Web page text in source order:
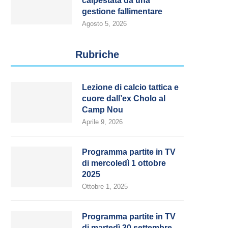
gestione fallimentare
Agosto 5, 2026
Rubriche
Lezione di calcio tattica e
cuore dall’ex Cholo al
Camp Nou
Aprile 9, 2026
Programma partite in TV
di mercoledì 1 ottobre
2025
Ottobre 1, 2025
Programma partite in TV